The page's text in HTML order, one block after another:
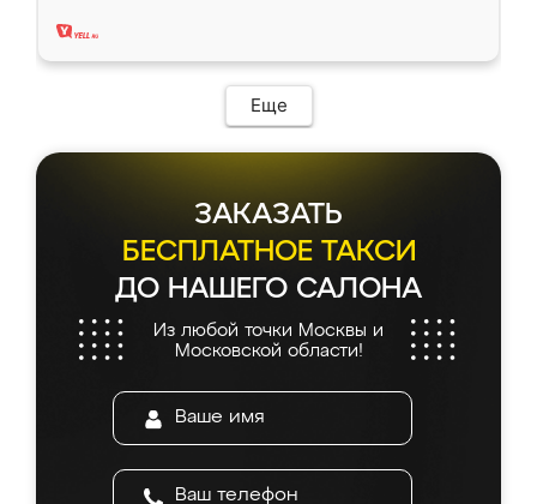
два года, нареканий нет.
Еще
ЗАКАЗАТЬ
БЕСПЛАТНОЕ ТАКСИ
ДО НАШЕГО САЛОНА
Из любой точки Москвы и
Московской области!